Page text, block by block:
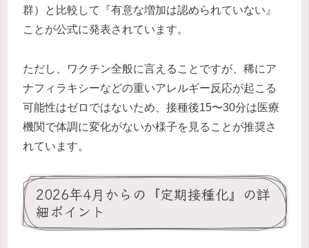
群）と比較して『有意な増加は認められていない』
ことが公式に発表されています。
ただし、ワクチン全般に言えることですが、稀にア
ナフィラキシーなどの重いアレルギー反応が起こる
可能性はゼロではないため、接種後15〜30分は医療
機関で体調に変化がないか様子を見ることが推奨さ
れています。
2026年4月からの『定期接種化』の詳
細ポイント